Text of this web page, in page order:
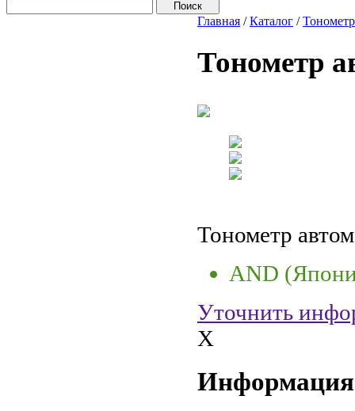
Главная /Каталог /
Тонометр
Тонометр
AND
Уточнить
X
Информация